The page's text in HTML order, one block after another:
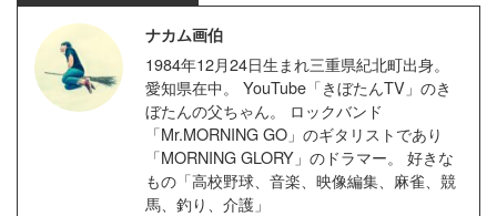
ナカム画伯
1984年12月24日生まれ三重県紀北町出身。
愛知県在中。 YouTube「きぼたんTV」のき
ぼたんの父ちゃん。 ロックバンド
「Mr.MORNING GO」のギタリストであり
「MORNING GLORY」のドラマー。 好きな
もの「高校野球、音楽、映像編集、麻雀、競
馬、釣り、介護」